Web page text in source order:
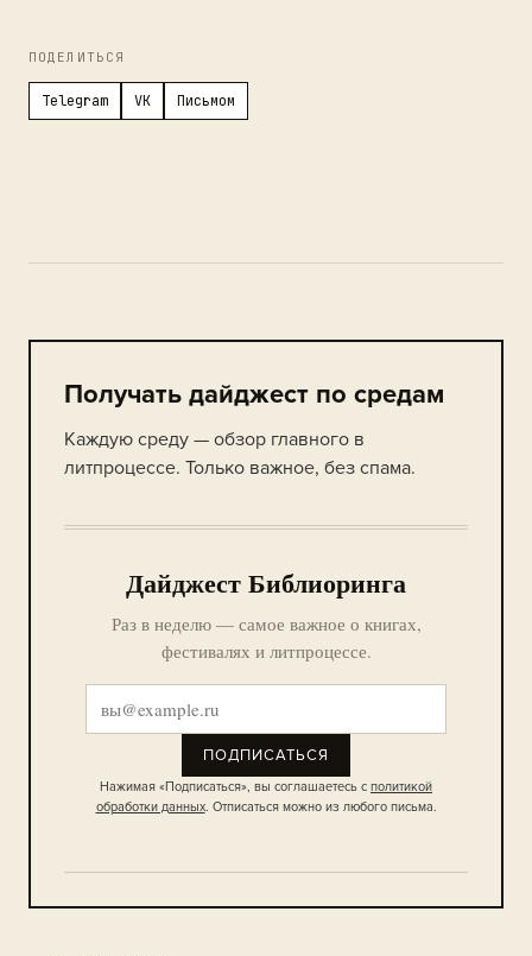
ПОДЕЛИТЬСЯ
Telegram VK Письмом
Получать дайджест по средам
Каждую среду — обзор главного в
литпроцессе. Только важное, без спама.
Дайджест Библиоринга
Раз в неделю — самое важное о книгах,
фестивалях и литпроцессе.
ПОДПИСАТЬСЯ
Нажимая «Подписаться», вы соглашаетесь с политикой
обработки данных. Отписаться можно из любого письма.